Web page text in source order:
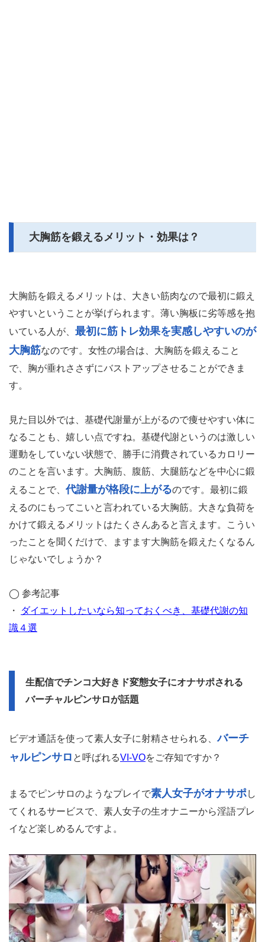
大胸筋を鍛えるメリット・効果は？
大胸筋を鍛えるメリットは、大きい筋肉なので最初に鍛え
やすいということが挙げられます。薄い胸板に劣等感を抱
いている人が、 最初に筋トレ効果を実感しやすいのが
大胸筋なのです。女性の場合は、大胸筋を鍛えること
で、胸が垂れささずにバストアップさせることができま
す。
見た目以外では、基礎代謝量が上がるので痩せやすい体に
なることも、嬉しい点ですね。基礎代謝というのは激しい
運動をしていない状態で、勝手に消費されているカロリー
のことを言います。大胸筋、腹筋、大腿筋などを中心に鍛
えることで、代謝量が格段に上がるのです。最初に鍛
えるのにもってこいと言われている大胸筋。大きな負荷を
かけて鍛えるメリットはたくさんあると言えます。こうい
ったことを聞くだけで、ますます大胸筋を鍛えたくなるん
じゃないでしょうか？
◯ 参考記事
・
ダイエットしたいなら知っておくべき、基礎代謝の知
識４選
生配信でチンコ大好きド変態女子にオナサポされる
バーチャルピンサロが話題
ビデオ通話を使って素人女子に射精させられる、バーチ
ャルピンサロ と呼ばれるVI-VOをご存知ですか？
まるでピンサロのようなプレイで素人女子がオナサポし
てくれるサービスで、素人女子の生オナニーから淫語プレ
イなど楽しめるんですよ。